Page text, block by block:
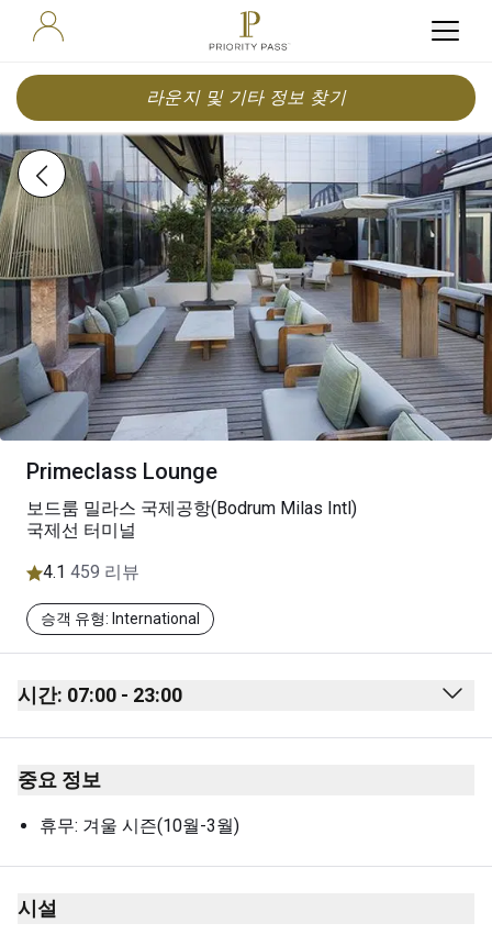
라운지 및 기타 정보 찾기
Primeclass Lounge
보드룸 밀라스 국제공항(Bodrum Milas Intl)
국제선 터미널
4.1 459 리뷰
승객 유형: International
시간: 07:00 - 23:00
Monday 07:00 - 23:00
Tuesday
Wednesday
Friday
중요 정보
휴무: 겨울 시즌(10월-3월)
시설